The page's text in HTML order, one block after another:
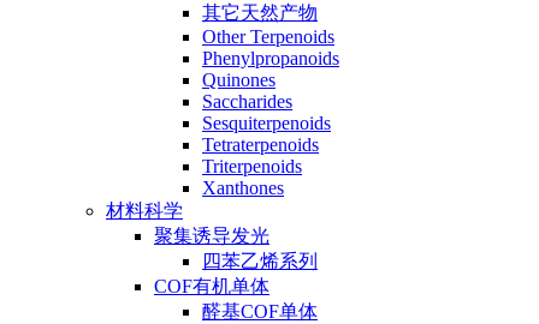
其它天然产物
Other Terpenoids
Phenylpropanoids
Quinones
Saccharides
Sesquiterpenoids
Tetraterpenoids
Triterpenoids
Xanthones
材料科学
聚集诱导发光
四苯乙烯系列
COF有机单体
醛基COF单体